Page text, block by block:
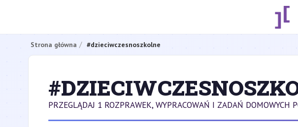
Strona główna #dzieciwczesnoszkolne
PRZEGLĄDAJ 1 ROZPRAWEK, WYPRACOWAŃ I ZADAŃ DOMOWYCH